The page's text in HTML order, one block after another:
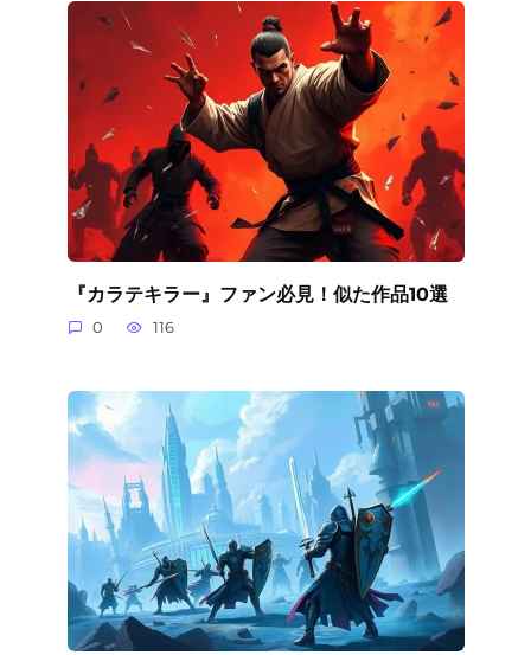
『カラテキラー』ファン必見！似た作品10選
0 116